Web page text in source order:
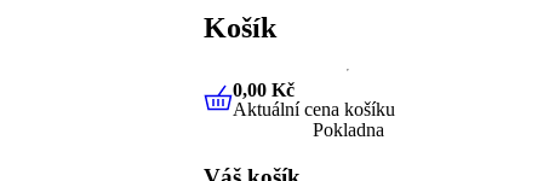
Košík
0,00 KčAktuální cena košíku
0,00 Kč
Aktuální cena košíku
Pokladna